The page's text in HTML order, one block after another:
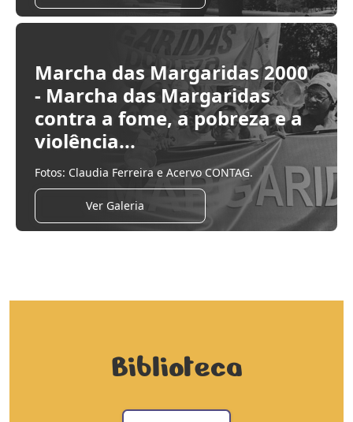
Marcha das Margaridas 2000
- Marcha das Margaridas
contra a fome, a pobreza e a
violência...
Fotos: Claudia Ferreira e Acervo CONTAG.
Ver Galeria
Biblioteca